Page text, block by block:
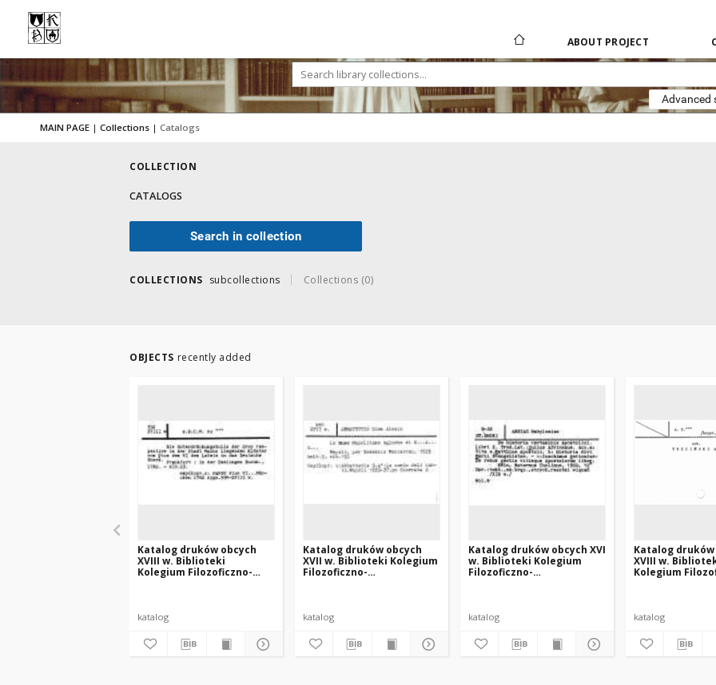
ABOUT PROJECT
Advanced
MAIN PAGE | Collections | Catalogs
COLLECTION
CATALOGS
Search in collection
COLLECTIONS subcollections Collections (0)
OBJECTS recently added
Katalog druków obcych
XVIII w. Biblioteki
Kolegium Filozoficzno-
katalog
Katalog druków obcych
XVII w. Biblioteki Kolegium
Filozoficzno-
katalog
Katalog druków obcych XVI
w. Biblioteki Kolegium
Filozoficzno-
katalog
Katalog
XVIII w.
Kolegium
katalog